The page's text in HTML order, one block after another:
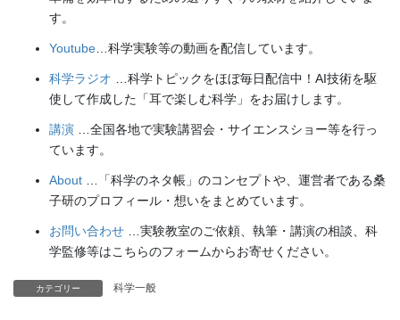
す。
Youtube …科学実験等の動画を配信しています。
科学ラジオ …科学トピックをほぼ毎日配信中！AI技術を駆
使して作成した「耳で楽しむ科学」をお届けします。
講演 …全国各地で実験講習会・サイエンスショー等を行っ
ています。
About …「科学のネタ帳」のコンセプトや、運営者である桑
子研のプロフィール・想いをまとめています。
お問い合わせ …実験教室のご依頼、執筆・講演の相談、科
学監修等はこちらのフォームからお寄せください。
カテゴリー 科学一般